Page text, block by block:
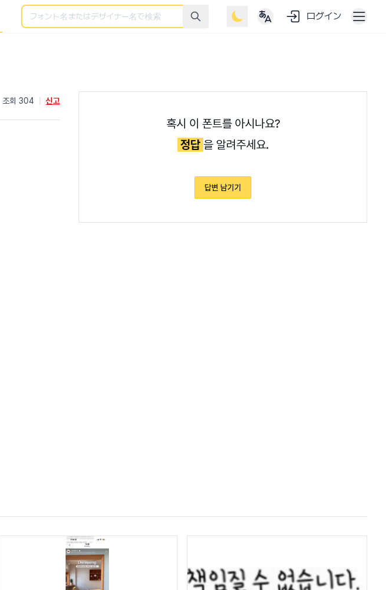
検索 ログイン
조회 304 신고
혹시 이 폰트를 아시나요?
정답 을 알려주세요.
답변 남기기